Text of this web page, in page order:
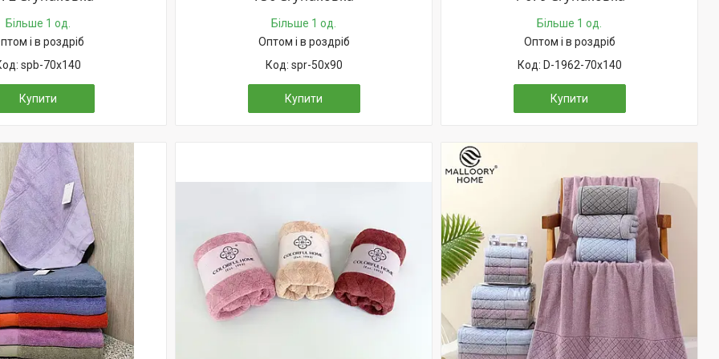
Більше 1 од.
і в роздріб
spb-70х140
Купити
Більше 1 од.
Оптом і в роздріб
spr-50х90
Купити
Більше 1 од.
Оптом і в роздріб
D-1962-70х140
Купити